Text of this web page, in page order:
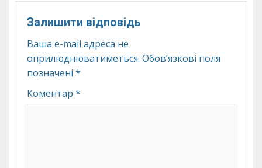
Залишити відповідь
Ваша e-mail адреса не
оприлюднюватиметься. Обов’язкові поля
позначені *
Коментар *